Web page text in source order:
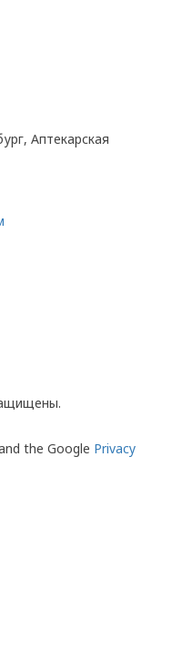
Аптекарская
the Google Privacy